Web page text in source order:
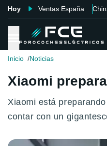
Hoy Ventas España
Inicio Noticias
Xiaomi
Xiaomi está
contar con un